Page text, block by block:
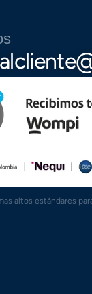
altos estándares